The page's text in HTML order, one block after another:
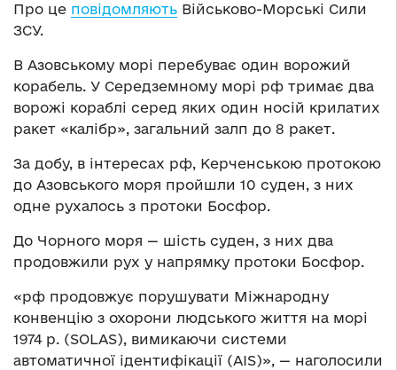
Про це повідомляють Військово-Морські Сили
ЗСУ.
В Азовському морі перебуває один ворожий
корабель. У Середземному морі рф тримає два
ворожі кораблі серед яких один носій крилатих
ракет «калібр», загальний залп до 8 ракет.
За добу, в інтересах рф, Керченською протокою
до Азовського моря пройшли 10 суден, з них
одне рухалось з протоки Босфор.
До Чорного моря — шість суден, з них два
продовжили рух у напрямку протоки Босфор.
«рф продовжує порушувати Міжнародну
конвенцію з охорони людського життя на морі
1974 р. (SOLAS), вимикаючи системи
автоматичної ідентифікації (AIS)», — наголосили